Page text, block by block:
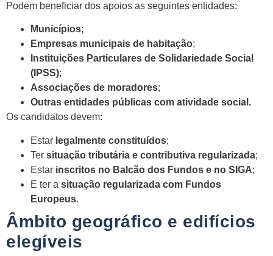
Podem beneficiar dos apoios as seguintes entidades:
Municípios;
Empresas municipais de habitação;
Instituições Particulares de Solidariedade Social
(IPSS);
Associações de moradores;
Outras entidades públicas com atividade social.
Os candidatos devem:
Estar legalmente constituídos;
Ter situação tributária e contributiva regularizada;
Estar inscritos no Balcão dos Fundos e no SIGA;
E ter a situação regularizada com Fundos
Europeus.
Âmbito geográfico e edifícios
elegíveis